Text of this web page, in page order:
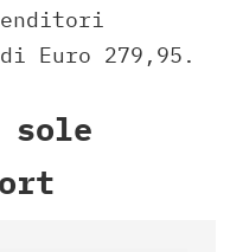
Euro 279,95.